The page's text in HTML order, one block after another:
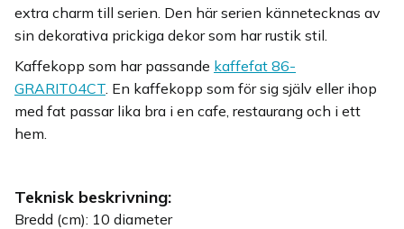
extra charm till serien. Den här serien kännetecknas av
sin dekorativa prickiga dekor som har rustik stil.
Kaffekopp som har passande kaffefat 86-
GRARIT04CT. En kaffekopp som för sig själv eller ihop
med fat passar lika bra i en cafe, restaurang och i ett
hem.
Teknisk beskrivning:
Bredd (cm): 10 diameter